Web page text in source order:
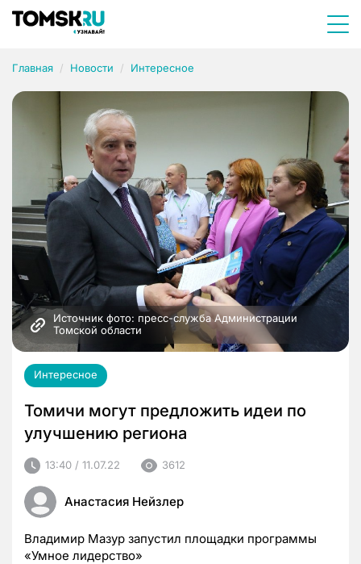
Главная Новости Интересное
Источник фото: пресс-служба Администрации
Томской области
Интересное
Томичи могут предложить идеи по
улучшению региона
13:40 / 11.07.22 3612
Анастасия Нейзлер
Владимир Мазур запустил площадки программы
«Умное лидерство»